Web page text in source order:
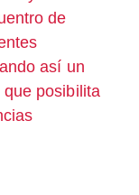
de
así un
posibilita